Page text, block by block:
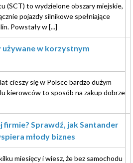
(SCT) to wydzielone obszary miejskie,
pojazdy silnikowe spełniające
Powstały w [...]
w korzystnym
cieszy się w Polsce bardzo dużym
kierowców to sposób na zakup dobrze
firmie? Sprawdź, jak Santander
młody biznes
miesięcy i wiesz, że bez samochodu